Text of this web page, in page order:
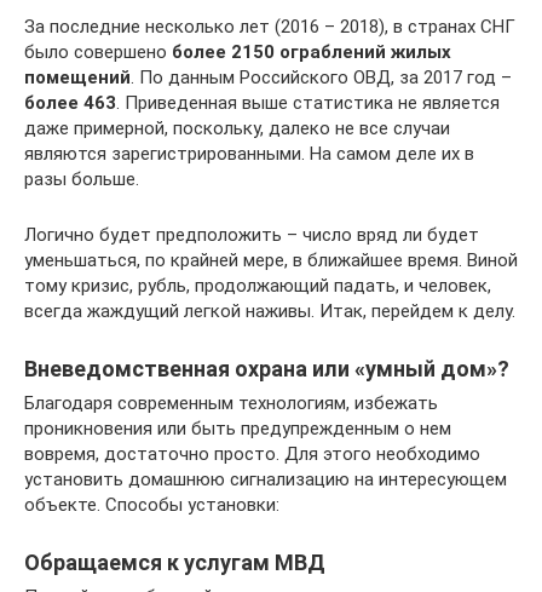
За последние несколько лет (2016 – 2018), в странах СНГ
было совершено более 2150 ограблений жилых
помещений. По данным Российского ОВД, за 2017 год –
более 463. Приведенная выше статистика не является
даже примерной, поскольку, далеко не все случаи
являются зарегистрированными. На самом деле их в
разы больше.
Логично будет предположить – число вряд ли будет
уменьшаться, по крайней мере, в ближайшее время. Виной
тому кризис, рубль, продолжающий падать, и человек,
всегда жаждущий легкой наживы. Итак, перейдем к делу.
Вневедомственная охрана или «умный дом»?
Благодаря современным технологиям, избежать
проникновения или быть предупрежденным о нем
вовремя, достаточно просто. Для этого необходимо
установить домашнюю сигнализацию на интересующем
объекте. Способы установки:
Обращаемся к услугам МВД